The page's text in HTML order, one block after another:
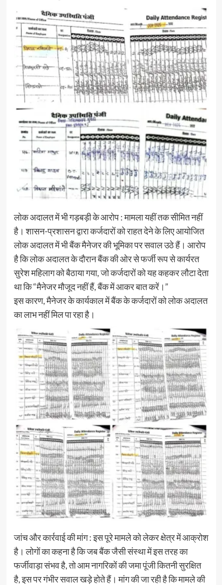
लोक अदालत में भी गड़बड़ी के आरोप : मामला यहीं तक सीमित नहीं
है। शासन-प्रशासन द्वारा कर्जदारों को राहत देने के लिए आयोजित
लोक अदालत में भी बैंक मैनेजर की भूमिका पर सवाल उठे हैं। आरोप
है कि लोक अदालत के दौरान बैंक की ओर से फर्जी रूप से कार्यरत
सुरेश महिलाग को बैठाया गया, जो कर्जदारों को यह कहकर लौटा देता
था कि “मैनेजर मौजूद नहीं हैं, बैंक में आकर बात करें।”
इस कारण, मैनेजर के कार्यकाल में बैंक के कर्जदारों को लोक अदालत
का लाभ नहीं मिल पा रहा है।
जांच और कार्रवाई की मांग : इस पूरे मामले को लेकर क्षेत्र में आक्रोश
है। लोगों का कहना है कि जब बैंक जैसी संस्था में इस तरह का
फर्जीवाड़ा संभव है, तो आम नागरिकों की जमा पूंजी कितनी सुरक्षित
है, इस पर गंभीर सवाल खड़े होते हैं। मांग की जा रही है कि मामले की